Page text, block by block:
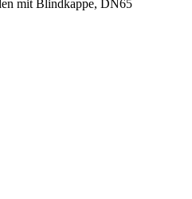
mit Blindkappe, DN65